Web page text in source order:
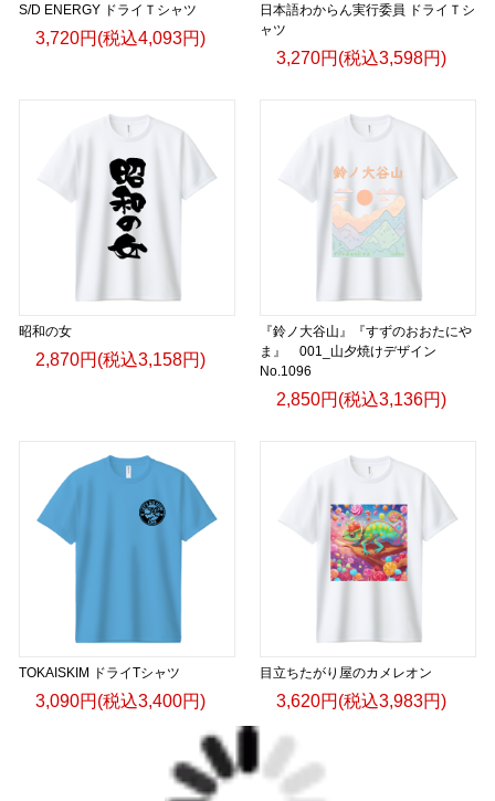
S/D ENERGY ドライＴシャツ
3,720円(税込4,093円)
日本語わからん実行委員 ドライＴシ
ャツ
3,270円(税込3,598円)
昭和の女
2,870円(税込3,158円)
『鈴ノ大谷山』『すずのおおたにや
ま』 001_山夕焼けデザイン
No.1096
2,850円(税込3,136円)
TOKAISKIM ドライTシャツ
3,090円(税込3,400円)
目立ちたがり屋のカメレオン
3,620円(税込3,983円)